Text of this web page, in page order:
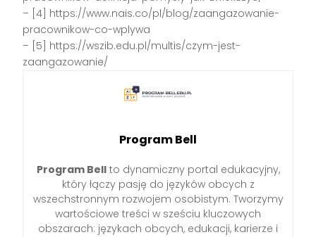
– [4] https://www.nais.co/pl/blog/zaangazowanie-
pracownikow-co-wplywa
– [5] https://wszib.edu.pl/multis/czym-jest-
zaangazowanie/
Program Bell
Program Bellto dynamiczny portal edukacyjny,
który łączy pasję do języków obcych z
wszechstronnym rozwojem osobistym. Tworzymy
wartościowe treści w sześciu kluczowych
obszarach: językach obcych, edukacji, karierze i